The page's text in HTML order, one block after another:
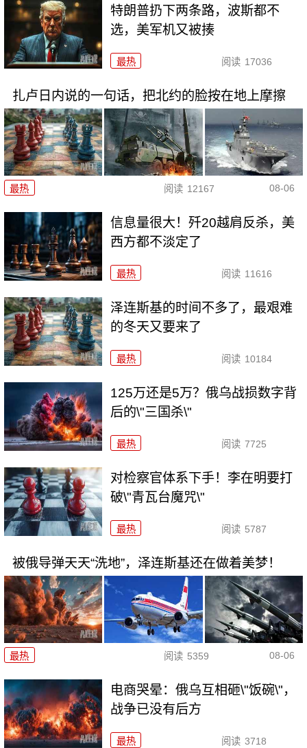
特朗普扔下两条路，波斯都不
选，美军机又被揍
最热 阅读 17036
扎卢日内说的一句话，把北约的脸按在地上摩擦
最热 阅读 12167 08-06
信息量很大！歼20越肩反杀，美
西方都不淡定了
最热 阅读 11616
泽连斯基的时间不多了，最艰难
的冬天又要来了
最热 阅读 10184
125万还是5万？俄乌战损数字背
后的\"三国杀\"
最热 阅读 7725
对检察官体系下手！李在明要打
破\"青瓦台魔咒\"
最热 阅读 5787
被俄导弹天天“洗地”，泽连斯基还在做着美梦！
最热 阅读 5359 08-06
电商哭晕：俄乌互相砸\"饭碗\"，
战争已没有后方
最热 阅读 3718